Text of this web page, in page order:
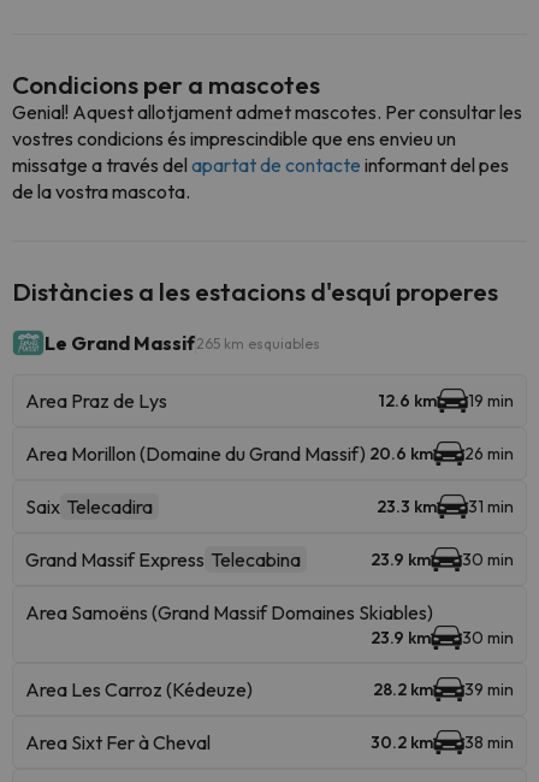
Condicions per a mascotes
Genial! Aquest allotjament admet mascotes. Per consultar les
vostres condicions és imprescindible que ens envieu un
missatge a través del apartat de contacte informant del pes
de la vostra mascota.
Distàncies a les estacions d'esquí properes
Le Grand Massif265 km esquiables
Area Praz de Lys 12.6 km 19 min
Area Morillon (Domaine du Grand Massif) 20.6 km 26 min
Saix Telecadira 23.3 km 31 min
Grand Massif Express Telecabina 23.9 km 30 min
Area Samoëns (Grand Massif Domaines Skiables)
23.9 km 30 min
Area Les Carroz (Kédeuze) 28.2 km 39 min
Area Sixt Fer à Cheval 30.2 km 38 min